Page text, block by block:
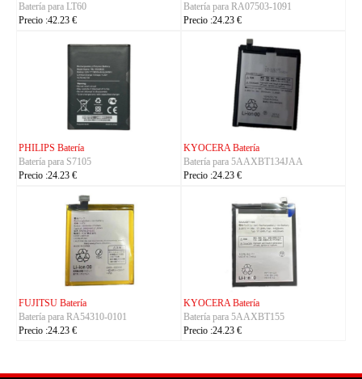
Batería para RA07503-1091
Precio :24.23 €
Batería para RA07504-1091
Precio :24.23 €
KYOCERA Batería
Batería para 5AAXBT134JAA
Precio :24.23 €
KYOCERA Batería
Batería para 5AAXBT113JAA
Precio :24.23 €
KYOCERA Batería
Batería para 5AAXBT155
Precio :24.23 €
ACE Batería
Batería para BAS022
Precio :24.23 €